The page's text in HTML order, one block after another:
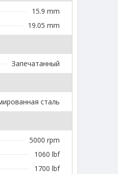
15.9 mm
19.05 mm
Запечатанный
сталь
5000 rpm
1060 lbf
1700 lbf